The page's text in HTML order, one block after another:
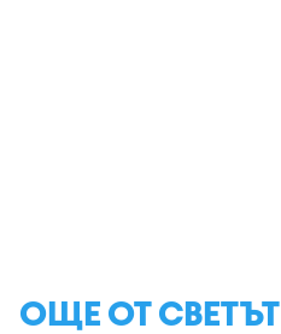
ОЩЕ ОТ СВЕТЪТ